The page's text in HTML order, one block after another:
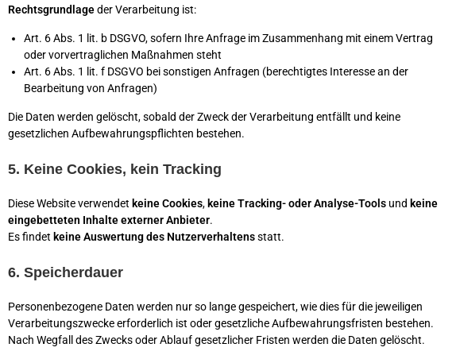
Rechtsgrundlageder Verarbeitung ist:
Art. 6 Abs. 1 lit. b DSGVO, sofern Ihre Anfrage im Zusammenhang mit einem Vertrag
oder vorvertraglichen Maßnahmen steht
Art. 6 Abs. 1 lit. f DSGVO bei sonstigen Anfragen (berechtigtes Interesse an der
Bearbeitung von Anfragen)
Die Daten werden gelöscht, sobald der Zweck der Verarbeitung entfällt und keine
gesetzlichen Aufbewahrungspflichten bestehen.
5. Keine Cookies, kein Tracking
Diese Website verwendet keine Cookies, keine Tracking- oder Analyse-Tools und keine
eingebetteten Inhalte externer Anbieter.
Es findet keine Auswertung des Nutzerverhaltensstatt.
6. Speicherdauer
Personenbezogene Daten werden nur so lange gespeichert, wie dies für die jeweiligen
Verarbeitungszwecke erforderlich ist oder gesetzliche Aufbewahrungsfristen bestehen.
Nach Wegfall des Zwecks oder Ablauf gesetzlicher Fristen werden die Daten gelöscht.